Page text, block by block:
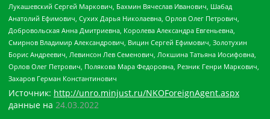
Лукашевский Сергей Маркович, Бахмин Вячеслав Иванович, Шабад
Анатолий Ефимович, Сухих Дарья Николаевна, Орлов Олег Петрович,
Добровольская Анна Дмитриевна, Королева Александра Евгеньевна,
Смирнов Владимир Александрович, Вицин Сергей Ефимович, Золотухин
Борис Андреевич, Левинсон Лев Семенович, Локшина Татьяна Иосифовна,
Орлов Олег Петрович, Полякова Мара Федоровна, Резник Генри Маркович,
Захаров Герман Константинович
Источник: http://unro.minjust.ru/NKOForeignAgent.aspx
данные на 24.03.2022